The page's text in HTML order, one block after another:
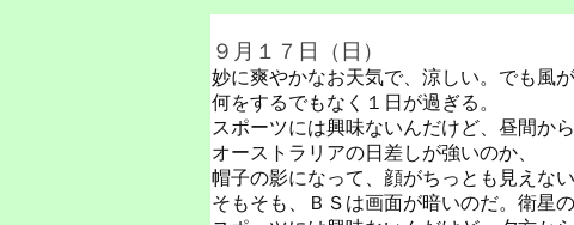
９月１７日（日）
妙に爽やかなお天気で、涼しい。でも風が
何をするでもなく１日が過ぎる。
スポーツには興味ないんだけど、昼間か
オーストラリアの日差しが強いのか、
帽子の影になって、顔がちっとも見えない
そもそも、ＢＳは画面が暗いのだ。衛星